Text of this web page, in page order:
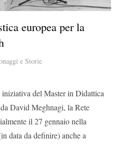
europea per la
e Storie
del Master in Didattica
David Meghnagi, la Rete
il 27 gennaio nella
data da definire) anche a